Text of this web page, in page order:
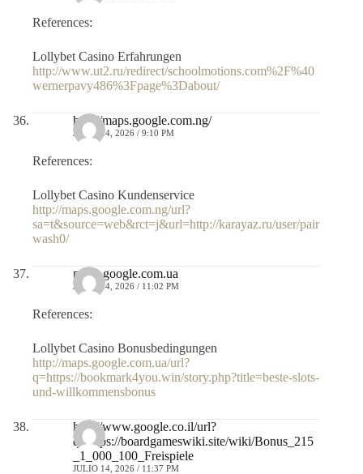
References:
Lollybet Casino Erfahrungen
http://www.ut2.ru/redirect/schoolmotions.com%2F%40
wernerpavy486%3Fpage%3Dabout/
http://maps.google.com.ng/
JULIO 14, 2026 / 9:10 PM
References:
Lollybet Casino Kundenservice
http://maps.google.com.ng/url?
sa=t&source=web&rct=j&url=http://karayaz.ru/user/pair
wash0/
maps.google.com.ua
JULIO 14, 2026 / 11:02 PM
References:
Lollybet Casino Bonusbedingungen
http://maps.google.com.ua/url?
q=https://bookmark4you.win/story.php?title=beste-slots-
und-willkommensbonus
http://www.google.co.il/url?
q=https://boardgameswiki.site/wiki/Bonus_215
_1_000_100_Freispiele
JULIO 14, 2026 / 11:37 PM